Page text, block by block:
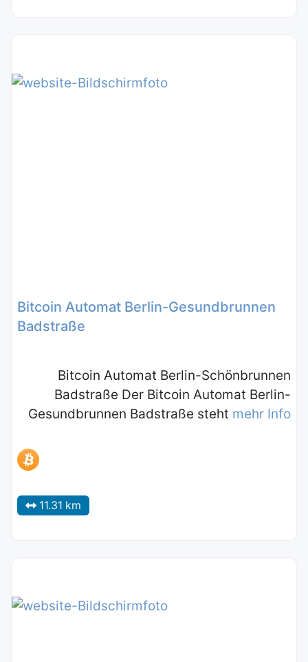
Bitcoin Automat Berlin-Gesundbrunnen
Badstraße
Bitcoin Automat Berlin-Schönbrunnen
Badstraße Der Bitcoin Automat Berlin-
Gesundbrunnen Badstraße steht mehr Info
11.31 km